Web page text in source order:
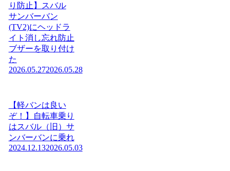
り防止】スバル
サンバーバン
(TV2)にヘッドラ
イト消し忘れ防止
ブザーを取り付け
た
2026.05.272026.05.28
【軽バンは良い
ぞ！】自転車乗り
はスバル（旧）サ
ンバーバンに乗れ
2024.12.132026.05.03